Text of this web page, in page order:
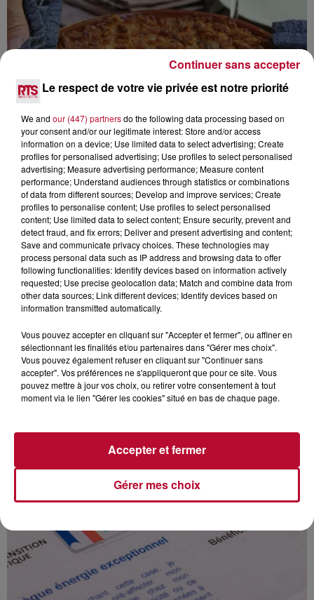
L’OCCITANIE DANS LE TOP 3 DES
DESTINATIONS GASTRONOMIQUES
PRÉFÉRÉES...
OCCITANIE : VOICI LE TOP 3 DES CHIENS
Le respect de votre vie privée est notre priorité
We and our (447) partnersdo the following data processing based on
your consent and/or our legitimate interest: Store and/or access
information on a device; Use limited data to select advertising; Create
profiles for personalised advertising; Use profiles to select personalised
advertising; Measure advertising performance; Measure content
performance; Understand audiences through statistics or combinations
of data from different sources; Develop and improve services; Create
profiles to personalise content; Use profiles to select personalised
content; Use limited data to select content; Ensure security, prevent and
detect fraud, and fix errors; Deliver and present advertising and content;
Save and communicate privacy choices. These technologies may
process personal data such as IP address and browsing data to offer
following functionalities: Identify devices based on information actively
requested; Use precise geolocation data; Match and combine data from
other data sources; Link different devices; Identify devices based on
information transmitted automatically.
Vous pouvez accepter en cliquant sur "Accepter et fermer", ou affiner en
sélectionnant les finalités et/ou partenaires dans "Gérer mes choix".
Vous pouvez également refuser en cliquant sur "Continuer sans
accepter". Vos préférences ne s'appliqueront que pour ce site. Vous
pouvez mettre à jour vos choix, ou retirer votre consentement à tout
moment via le lien "Gérer les cookies" situé en bas de chaque page.
Gérer mes choix
Accepter et fermer
Continuer sans accepter